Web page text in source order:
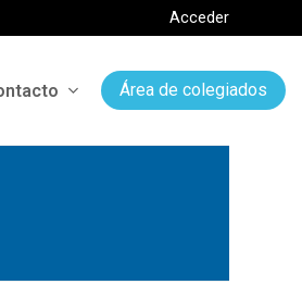
Acceder
Área de colegiados